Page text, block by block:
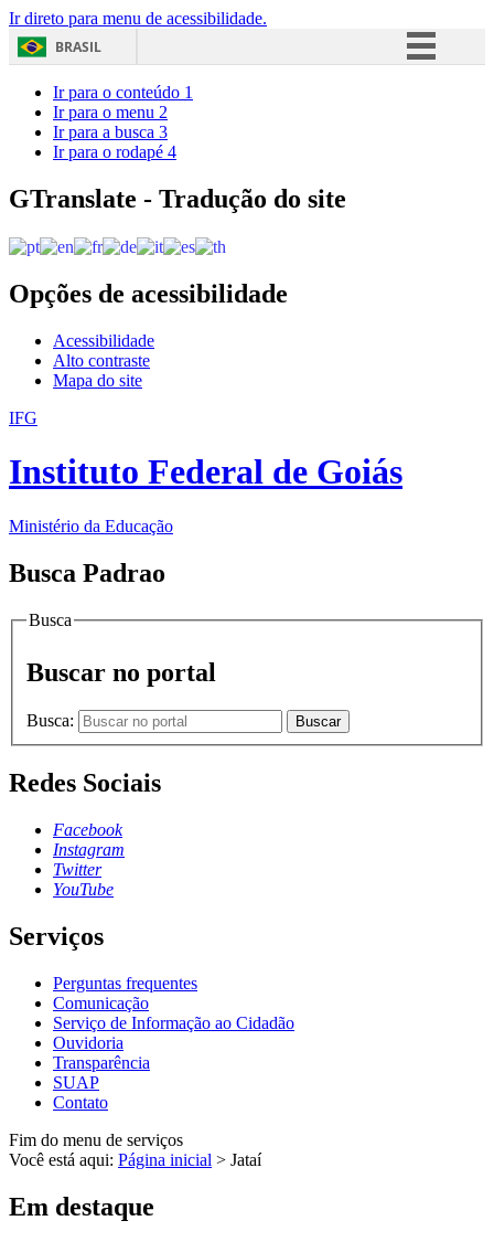
Ir direto para menu de acessibilidade.
BRASIL
Acesso à informação
Ir para o conteúdo 1
Ir para o menu 2
Ir para a busca 3
Ir para o rodapé 4
GTranslate - Tradução do site
Opções de acessibilidade
Acessibilidade
Alto contraste
Mapa do site
IFG
Instituto Federal de Goiás
Ministério da Educação
Busca Padrao
Busca
Buscar no portal
Busca: Buscar
Redes Sociais
Facebook
Instagram
Twitter
YouTube
Serviços
Perguntas frequentes
Comunicação
Serviço de Informação ao Cidadão
Ouvidoria
Transparência
SUAP
Contato
Fim do menu de serviços
Você está aqui: Página inicial > Jataí
Em destaque